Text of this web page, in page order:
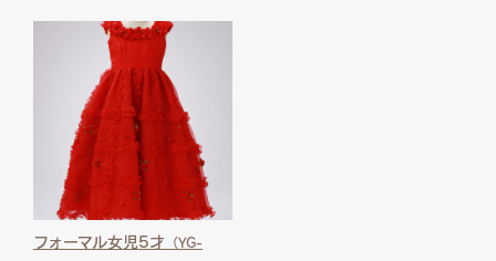
フォーマル女児5才 （YG-